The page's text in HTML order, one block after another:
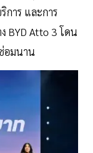
การ และการ
BYD Atto 3 โดน
อมนาน